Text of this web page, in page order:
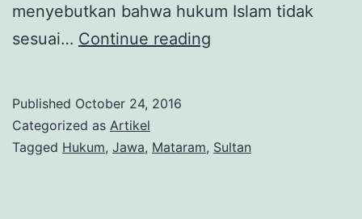
menyebutkan bahwa hukum Islam tidak
sesuai… Continue reading
di
Published October 24, 2016
Categorized as Artikel
Tagged Hukum, Jawa, Mataram, Sultan